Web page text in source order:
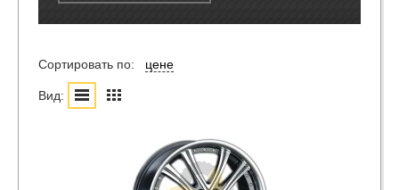
Сортировать по: цене
Вид: